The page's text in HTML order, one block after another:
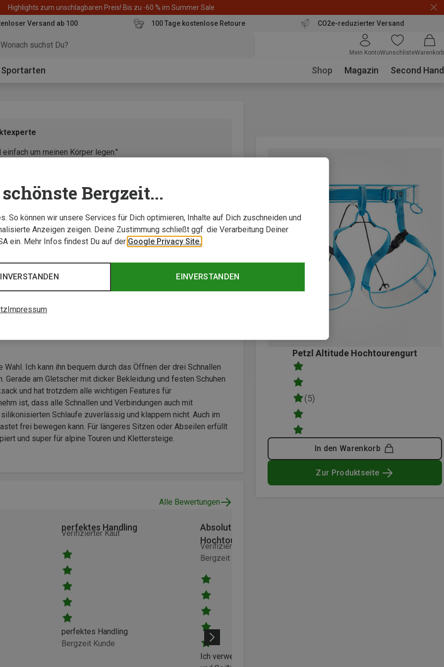
Highlights zum unschlagbaren Preis! Bis zu -60 % im Summer Sale
Versand ab 100
100 Tage kostenlose Retoure CO2e-reduzierter Versand
Mein KontoWunschlisteWarenkorb
Sportarten Shop Magazin Second Hand
um meinen Körper legen."
Ich kann ihn bequem durch das Öffnen der drei Schnallen
am Gletscher mit dicker Bekleidung und festen Schuhen
und hat trotzdem alle wichtigen Features für
ist, dass alle Schnallen und Verbindungen auch mit
Schlaufe zuverlässig und klappern nicht. Auch im
frei bewegen kann. Für längeres Sitzen oder Abseilen erfüllt
und super für alpine Touren und Klettersteige.
Petzl Altitude Hochtourengurt
(5)
In den Warenkorb
Zur Produktseite
Alle Bewertungen
Bergzeit Kunde
Verifizierter Kauf
perfektes Handling
perfektes Handling
Verifizierter Kauf
Bergzeit Club
Absoluter High End Kletter/
Hochtouren Gurt!
Ich verwende ihn für Hochtouren
Bergzeit...
So können wir unsere Services für Dich optimieren, Inhalte auf Dich zuschneiden und
Anzeigen zeigen. Deine Zustimmung schließt ggf. die Verarbeitung Deiner
ein. Mehr Infos findest Du auf der Google Privacy Site.
EINVERSTANDEN
Impressum